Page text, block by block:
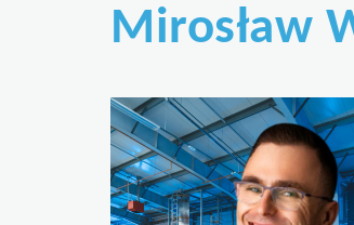
Mirosław